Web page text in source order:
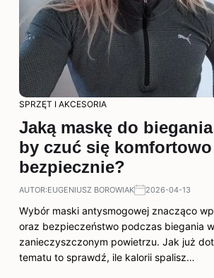
SPRZĘT I AKCESORIA
Jaką maskę do
by czuć się
bezpiecznie?
AUTOR:EUGENIUSZ BOROWIAK 2026-04-13
Wybór maski antysmogowej znacząco
oraz bezpieczeństwo podczas biegania w
zanieczyszczonym powietrzu. Jak już
tematu to sprawdź, ile kalorii spalisz…